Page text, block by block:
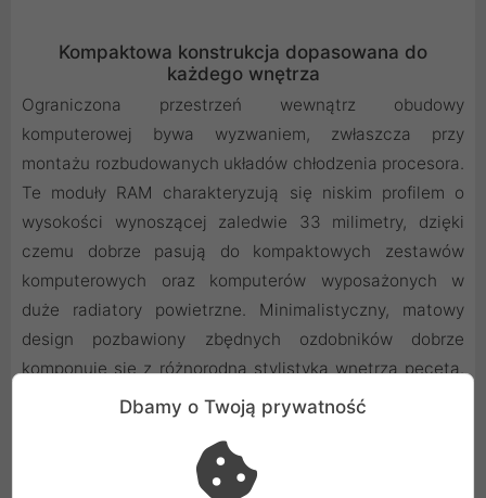
Kompaktowa konstrukcja dopasowana do
każdego wnętrza
Ograniczona przestrzeń wewnątrz obudowy
komputerowej bywa wyzwaniem, zwłaszcza przy
montażu rozbudowanych układów chłodzenia procesora.
Te moduły RAM charakteryzują się niskim profilem o
wysokości wynoszącej zaledwie 33 milimetry, dzięki
czemu dobrze pasują do kompaktowych zestawów
komputerowych oraz komputerów wyposażonych w
duże radiatory powietrzne. Minimalistyczny, matowy
design pozbawiony zbędnych ozdobników dobrze
komponuje się z różnorodną stylistyką wnętrza peceta.
Estetyczna obudowa modułów nie tylko urozmaica
odprowadza ciepło z pracujących komponentów.
Dbamy o Twoją prywatność